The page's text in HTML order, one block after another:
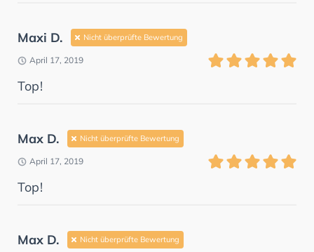
Maxi D. Nicht überprüfte Bewertung
April 17, 2019
Top!
Max D. Nicht überprüfte Bewertung
April 17, 2019
Top!
Max D. Nicht überprüfte Bewertung